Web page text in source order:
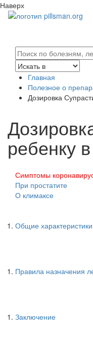
Наверх
Главная
Полезное о
Дозировка
ребенку
Симптомы
При простатите
О климаксе
Общие
Правила назначения
Заключение